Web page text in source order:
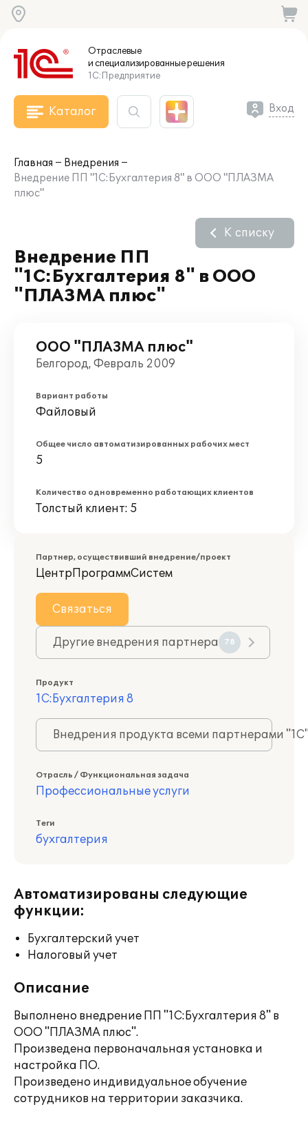
Отраслевые
и специализированныерешения
1С:Предприятие
Каталог Вход
Главная
Внедрения
Внедрение ПП "1С:Бухгалтерия 8" в ООО "ПЛАЗМА
плюс"
Внедрение ПП
"1С:Бухгалтерия 8" в ООО
"ПЛАЗМА плюс"
К списку
ООО "ПЛАЗМА плюс"
Белгород, Февраль 2009
Вариант работы
Файловый
Общее число автоматизированных рабочих мест
5
Количество одновременно работающих клиентов
Толстый клиент: 5
Партнер, осуществивший внедрение/проект
ЦентрПрограммСистем
Связаться
Другие внедрения партнера 78
Продукт
1С:Бухгалтерия 8
Внедрения продукта всеми партнерами
Отрасль / Функциональная задача
Профессиональные услуги
Теги
бухгалтерия
Автоматизированы следующие
функции:
Бухгалтерский учет
Налоговый учет
Описание
Выполнено внедрение ПП "1С:Бухгалтерия 8" в
ООО "ПЛАЗМА плюс".
Произведена первоначальная установка и
настройка ПО.
Произведено индивидуальное обучение
сотрудников на территории заказчика.